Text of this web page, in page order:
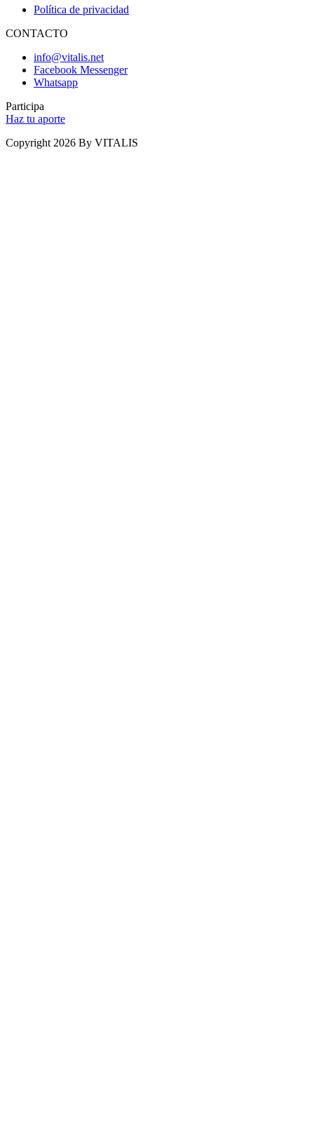
Política de privacidad
CONTACTO
info@vitalis.net
Facebook Messenger
Whatsapp
Participa
Haz tu aporte
Copyright 2026 By VITALIS